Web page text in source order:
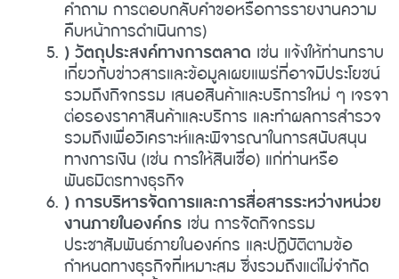
คำถาม การตอบกลับคำขอหรือการรายงานความ
คืบหน้าการดำเนินการ)
) วัตถุประสงค์ทางการตลาด เช่น แจ้งให้ท่านทราบ
เกี่ยวกับข่าวสารและข้อมูลเผยแพร่ที่อาจมีประโยชน์
รวมถึงกิจกรรม เสนอสินค้าและบริการใหม่ ๆ เจรจา
ต่อรองราคาสินค้าและบริการ และทำผลการสำรวจ
รวมถึงเพื่อวิเคราะห์และพิจารณาในการสนับสนุน
ทางการเงิน (เช่น การให้สินเชื่อ) แก่ท่านหรือ
พันธมิตรทางธุรกิจ
) การบริหารจัดการและการสื่อสารระหว่างหน่วย
งานภายในองค์กร เช่น การจัดกิจกรรม
ประชาสัมพันธ์ภายในองค์กร และปฏิบัติตามข้อ
กำหนดทางธุรกิจที่เหมาะสม ซึ่งรวมถึงแต่ไม่จำกัด